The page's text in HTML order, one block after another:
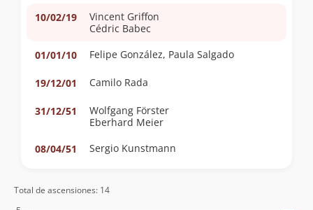
10/02/19
Vincent Griffon
Cédric Babec
01/01/10
Felipe González, Paula Salgado
19/12/01 Camilo Rada
31/12/51
Wolfgang Förster
Eberhard Meier
08/04/51
Sergio Kunstmann
Total de ascensiones: 14